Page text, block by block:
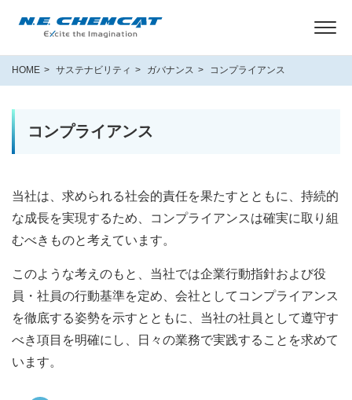
HOME サステナビリティ ガバナンス コンプライアンス
コンプライアンス
当社は、求められる社会的責任を果たすとともに、持続的
な成長を実現するため、コンプライアンスは確実に取り組
むべきものと考えています。
このような考えのもと、当社では企業行動指針および役
員・社員の行動基準を定め、会社としてコンプライアンス
を徹底する姿勢を示すとともに、当社の社員として遵守す
べき項目を明確にし、日々の業務で実践することを求めて
います。